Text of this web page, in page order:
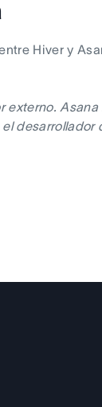
Hiver y